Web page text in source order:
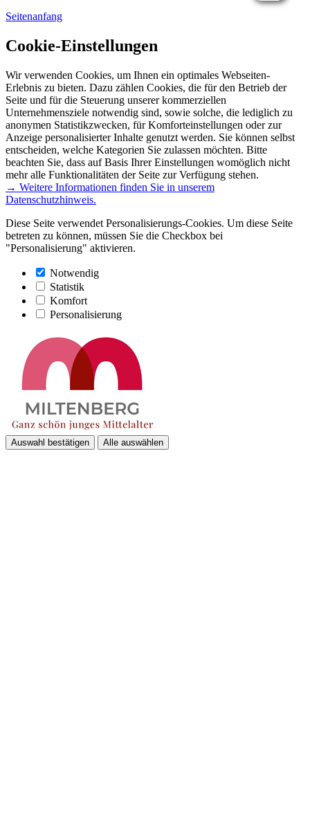
Seitenanfang
Cookie-Einstellungen
Wir verwenden Cookies, um Ihnen ein optimales Webseiten-
Erlebnis zu bieten. Dazu zählen Cookies, die für den Betrieb der
Seite und für die Steuerung unserer kommerziellen
Unternehmensziele notwendig sind, sowie solche, die lediglich zu
anonymen Statistikzwecken, für Komforteinstellungen oder zur
Anzeige personalisierter Inhalte genutzt werden. Sie können selbst
entscheiden, welche Kategorien Sie zulassen möchten. Bitte
beachten Sie, dass auf Basis Ihrer Einstellungen womöglich nicht
mehr alle Funktionalitäten der Seite zur Verfügung stehen.
→ Weitere Informationen finden Sie in unserem
Datenschutzhinweis.
Diese Seite verwendet Personalisierungs-Cookies. Um diese Seite
betreten zu können, müssen Sie die Checkbox bei
"Personalisierung" aktivieren.
Notwendig
Statistik
Komfort
Personalisierung
Auswahl bestätigen Alle auswählen